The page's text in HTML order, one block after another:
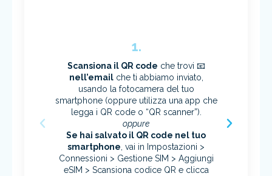
1.
Scansiona il QR code che trovi 📧
nell’emailche ti abbiamo inviato,
usando la fotocamera del tuo
smartphone (oppure utilizza una app che
legga i QR code o “QR scanner”).
oppure
Se hai salvato il QR code nel tuo
smartphone , vai in Impostazioni >
Connessioni > Gestione SIM > Aggiungi
eSIM > Scansiona codice QR e clicca